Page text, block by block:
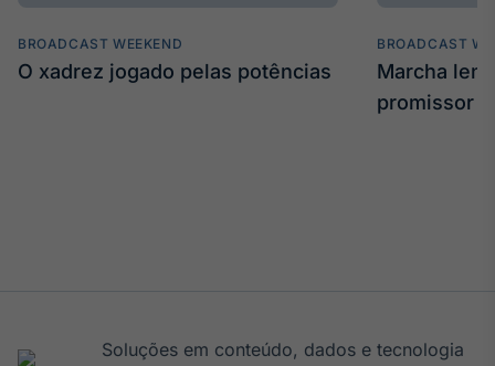
BROADCAST WEEKEND
O xadrez jogado pelas potências
BROADCAST
Marcha
promissor
Soluções em conteúdo, dados e tecnologia